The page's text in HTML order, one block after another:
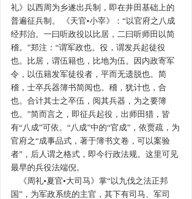
礼》以西周为乡遂出兵制，即在井田基础上的
普遍征兵制。 《天官•小宰》：“以官府之八成
经邦治。一曰听政役以比居，二曰听师田以简
稽。”郑注：“谓军政也。役，谓发兵起徒役
也。比居，谓伍籍也，比地为伍。因内政寄军
令，以伍籍发军徒役者，平而无遗脱也。简
稽，士卒兵器簿书简阅也。稽，犹计也，合
也。合计其士之卒伍，阅其兵器，为之要簿
也。”简而言之，即征兵起役，出师田猎，皆
有“八成”可依。“八成”中的“官成”，依贾疏，为
官府之“成事品式，著于簿书文卷，可以案验
者”，后人谓之格式，即今行政法规。这里可见
最早的兵役法端倪。
《周礼•夏官•大司马》掌“以九伐之法正邦
国”，为军政系统的主官，其下有司马、军司